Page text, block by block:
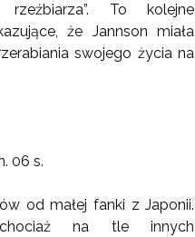
rzeźbiarza”. To kolejne
że Jannson miała
swojego życia na
06 s.
od małej fanki z Japonii.
chociaż na tle innych